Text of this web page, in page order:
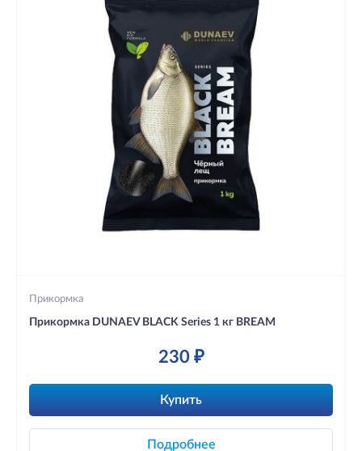
Прикормка
Прикормка DUNAEV BLACK Series 1 кг BREAM
230 ₽
Купить
Подробнее